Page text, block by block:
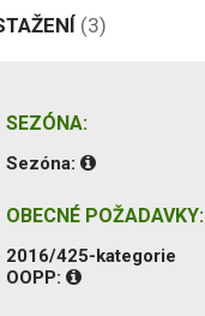
(3)
SEZÓNA:
Sezóna:
OBECNÉ POŽADAVKY:
2016/425-kategorie
OOPP: